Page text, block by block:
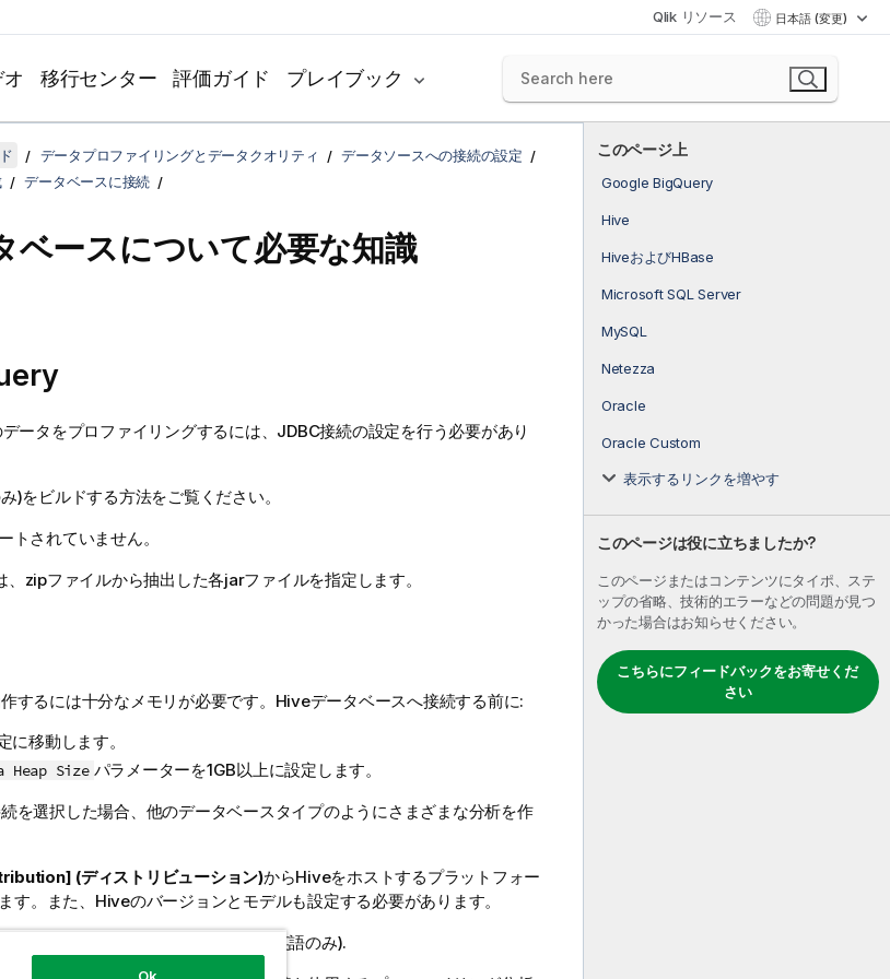
Qlik リソース 日本語 (変更)
オ 移行センター 評価ガイド プレイブック
このページ上
Google BigQuery
Hive
HiveおよびHBase
Microsoft SQL Server
MySQL
Netezza
Oracle
Oracle Custom
表示するリンクを増やす
このページは役に立ちましたか?
このページまたはコンテンツにタイポ、ステ
ップの省略、技術的エラーなどの問題が見つ
かった場合はお知らせください。
こちらにフィードバックをお寄せくだ
さい
データプロファイリングとデータクオリティ
データソースへの接続の設定
データベースに接続
ベースについて必要な知識
ータをプロファイリングするには、JDBC接続の設定を行う必要があり
)をビルドする方法をご覧ください。
トされていません。
zipファイルから抽出した各jarファイルを指定します。
するには十分なメモリが必要です。Hiveデータベースへ接続する前に:
移動します。
Heap Size パラメーターを1GB以上に設定します。
を選択した場合、他のデータベースタイプのようにさまざまな分析を作
(ディストリビューション)からHiveをホストするプラットフォー
す。また、Hiveのバージョンとモデルも設定する必要があります。
(英語のみ).